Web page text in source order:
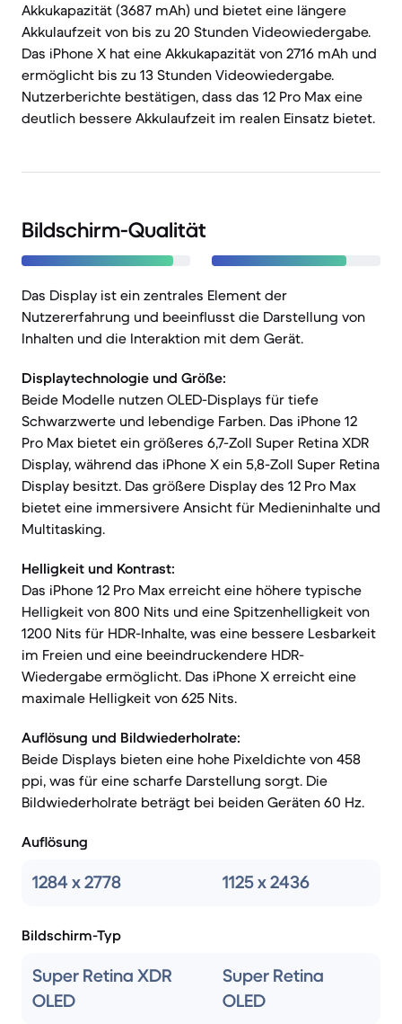
Akkukapazität (3687 mAh) und bietet eine längere
Akkulaufzeit von bis zu 20 Stunden Videowiedergabe.
Das iPhone X hat eine Akkukapazität von 2716 mAh und
ermöglicht bis zu 13 Stunden Videowiedergabe.
Nutzerberichte bestätigen, dass das 12 Pro Max eine
deutlich bessere Akkulaufzeit im realen Einsatz bietet.
Bildschirm-Qualität
Das Display ist ein zentrales Element der
Nutzererfahrung und beeinflusst die Darstellung von
Inhalten und die Interaktion mit dem Gerät.
Displaytechnologie und Größe:
Beide Modelle nutzen OLED-Displays für tiefe
Schwarzwerte und lebendige Farben. Das iPhone 12
Pro Max bietet ein größeres 6,7-Zoll Super Retina XDR
Display, während das iPhone X ein 5,8-Zoll Super Retina
Display besitzt. Das größere Display des 12 Pro Max
bietet eine immersivere Ansicht für Medieninhalte und
Multitasking.
Helligkeit und Kontrast:
Das iPhone 12 Pro Max erreicht eine höhere typische
Helligkeit von 800 Nits und eine Spitzenhelligkeit von
1200 Nits für HDR-Inhalte, was eine bessere Lesbarkeit
im Freien und eine beeindruckendere HDR-
Wiedergabe ermöglicht. Das iPhone X erreicht eine
maximale Helligkeit von 625 Nits.
Auflösung und Bildwiederholrate:
Beide Displays bieten eine hohe Pixeldichte von 458
ppi, was für eine scharfe Darstellung sorgt. Die
Bildwiederholrate beträgt bei beiden Geräten 60 Hz.
Auflösung
1284 x 2778 1125 x 2436
Bildschirm-Typ
Super Retina XDR
OLED
Super Retina
OLED